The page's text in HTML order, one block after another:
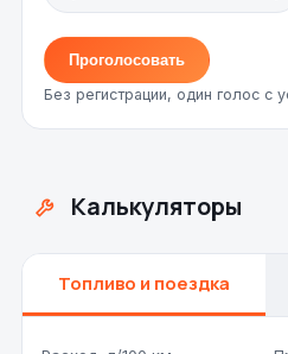
Проголосовать
Без регистрации, один голос с
Калькуляторы
Топливо и поездка